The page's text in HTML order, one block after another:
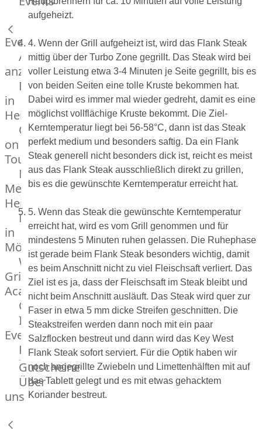
Hardware
Küchenhelfer
Grillgeräte
Beefer®
Gasgrills
Green
Egg
Grill
Nesmuk
Berkel
Dry
Aging
Schrank
Bücher
Poster
Events
Alle
anzeigen
Fleischkompetenz
in
Heinsberg
OTTO
on
Tour
Männer
Metzger
Heinsberg
Markthalle
in
Mönchengladbach
Weber®
Grill
Academy
OTTO@Home
Individuelle
Events
Partner
Kalender
Gästehaus
Villa
Gutscheine
Über
uns
aufgeheizt.
4. Wenn der Grill aufgeheizt ist, wird das Flank Steak
mittig über der Turbo Zone gegrillt. Das Steak wird bei
voller Leistung etwa 3-4 Minuten je Seite gegrillt, bis es
von beiden Seiten eine tolle Kruste bekommen hat.
Dabei wird es immer mal wieder gedreht, damit es eine
möglichst vollflächige Kruste bekommt. Die Ziel-
Kerntemperatur liegt bei 56-58°C, dann ist das Steak
perfekt medium und besonders saftig. Da ein Flank
Steak generell nicht besonders dick ist, reicht es meist
aus das Flank Steak ausschließlich direkt zu grillen,
bis es die gewünschte Kerntemperatur erreicht hat.
5. Wenn das Steak die gewünschte Kerntemperatur
erreicht hat, wird es vom Grill genommen und für
mindestens 5 Minuten ruhen gelassen. Die Ruhephase
ist gerade beim Flank Steak besonders wichtig, damit
es beim Anschnitt nicht zu viel Fleischsaft verliert. Das
Ziel ist es ja, dass der Fleischsaft im Steak bleibt und
nicht beim Anschnitt ausläuft. Das Steak wird quer zur
Faser in etwa 5 mm dicke Streifen geschnitten. Die
Steakstreifen werden dann noch mit ein paar
Salzflocken bestreut und dann wird das Key West
Flank Steak sofort serviert. Für die Optik haben wir
noch angegrillte Zwiebeln und Limettenhälften mit auf
das Tablett gelegt und es mit etwas gehacktem
Koriander bestreut.